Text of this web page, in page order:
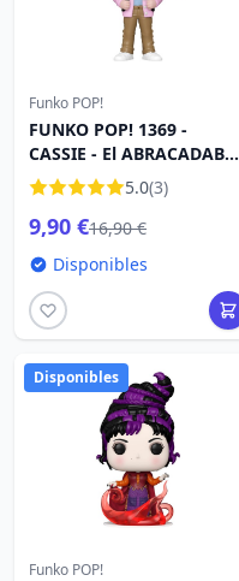
Funko POP!
FUNKO POP! 1369 -
CASSIE - El ABRACADABRA
2
5.0(3)
9,90 €16,90 €
Disponibles
Disponibles
Funko POP!